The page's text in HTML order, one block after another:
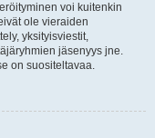
voi kuitenkin
ole vieraiden
yksityisviestit,
jäsenyys jne.
on suositeltavaa.